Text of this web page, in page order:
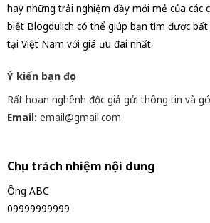
hay những trải nghiệm đầy mới mẻ của các
biệt Blogdulich có thể giúp bạn tìm được
tại Việt Nam với giá ưu đãi nhất.
Ý kiến bạn đọc
Rất hoan nghênh độc giả gửi thông tin và
Email: email@gmail.com
Chịu trách nhiệm nội dung
Ông ABC
09999999999